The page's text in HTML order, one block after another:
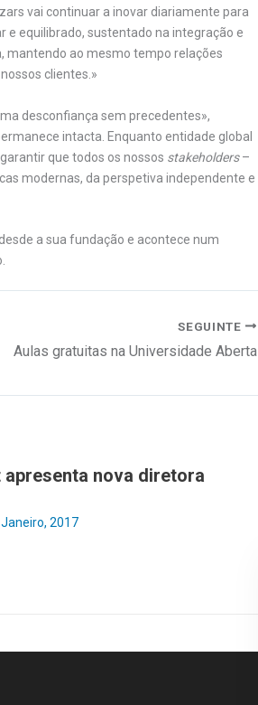
vai continuar a inovar diariamente para
e equilibrado, sustentado na integração e
mantendo ao mesmo tempo relações
clientes.»
desconfiança sem precedentes»,
intacta. Enquanto entidade global
que todos os nossos stakeholders–
modernas, da perspetiva independente e
a sua fundação e acontece num
SEGUINTE
Aulas gratuitas na Universidade Aberta
nova diretora
2017